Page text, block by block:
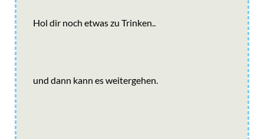
Hol dir noch etwas zu Trinken..
und dann kann es weitergehen.